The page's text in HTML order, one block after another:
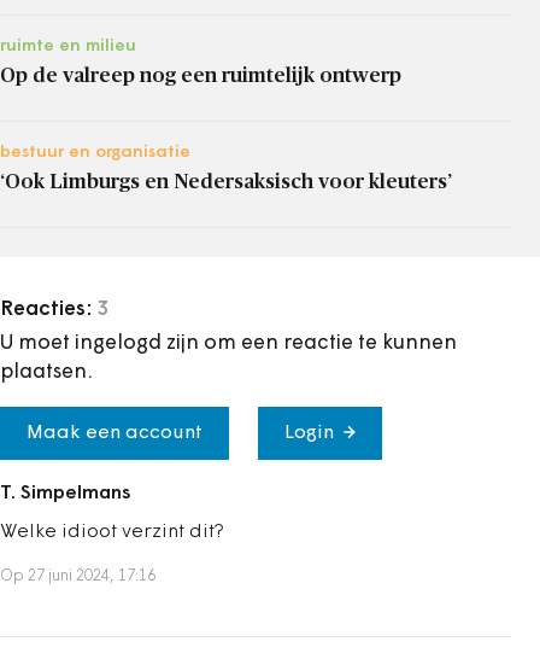
ruimte en milieu
Op de valreep nog een ruimtelijk ontwerp
bestuur en organisatie
‘Ook Limburgs en Nedersaksisch voor kleuters’
Reacties: 3
U moet ingelogd zijn om een reactie te kunnen
plaatsen.
Maak een account Login
T. Simpelmans
Welke idioot verzint dit?
Op 27 juni 2024, 17:16